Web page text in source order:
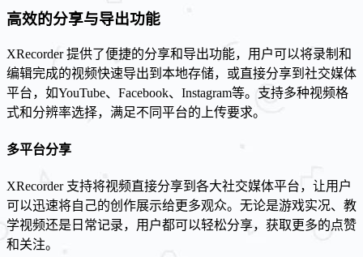
高效的分享与导出功能
XRecorder 提供了便捷的分享和导出功能，用户可以将录制和
编辑完成的视频快速导出到本地存储，或直接分享到社交媒体
平台，如YouTube、Facebook、Instagram等。支持多种视频格
式和分辨率选择，满足不同平台的上传要求。
多平台分享
XRecorder 支持将视频直接分享到各大社交媒体平台，让用户
可以迅速将自己的创作展示给更多观众。无论是游戏实况、教
学视频还是日常记录，用户都可以轻松分享，获取更多的点赞
和关注。